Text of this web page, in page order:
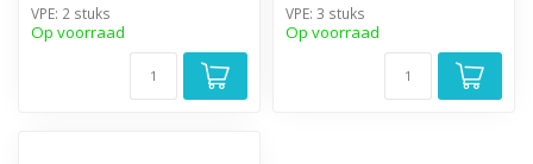
VPE: 2 stuks
Op voorraad
VPE: 3 stuks
Op voorraad